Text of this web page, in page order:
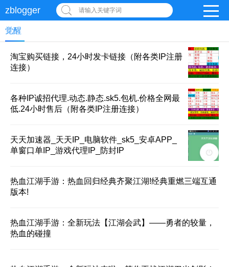
zblogger 请输入关键字词
觉醒
淘宝购买链接，24小时发卡链接（附各类IP注册
连接）
各种IP诚招代理.动态.静态.sk5.包机.价格全网最
低.24小时售后（附各类IP注册连接）
天天加速器_天天IP_电脑软件_sk5_安卓APP_
单窗口单IP_游戏代理IP_防封IP
热血江湖手游：热血回归经典齐聚江湖!经典重燃三端互通
版本!
热血江湖手游：全新玩法【江湖会武】——勇者的较量，
热血的碰撞